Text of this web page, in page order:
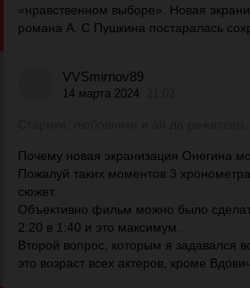
«нравственном выборе». Новая
романа А. С Пушкина постаралась
VVSmirnov89
14 марта 2024
Почему новая экранизация Онегина
Пожалуй таких моментов 3
сюжет.
Объективно фильм можно было
2:20 в 1:40 и это максимум.
Второй вопрос, которым я задавался
это возраст всех актеров, кроме